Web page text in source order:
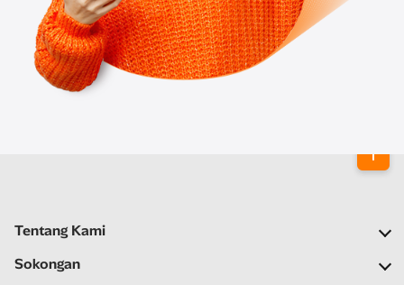
Tentang Kami
Syarikat Kami
Sokongan